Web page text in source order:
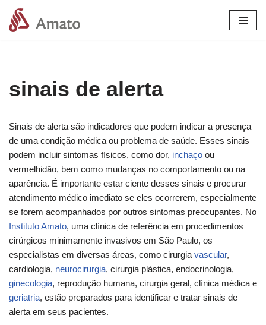
Pular
sinais de alerta
Sinais de alerta são indicadores que podem indicar a presença
de uma condição médica ou problema de saúde. Esses sinais
podem incluir sintomas físicos, como dor, inchaço ou
vermelhidão, bem como mudanças no comportamento ou na
aparência. É importante estar ciente desses sinais e procurar
atendimento médico imediato se eles ocorrerem, especialmente
se forem acompanhados por outros sintomas preocupantes. No
Instituto Amato, uma clínica de referência em procedimentos
cirúrgicos minimamente invasivos em São Paulo, os
especialistas em diversas áreas, como cirurgia vascular,
cardiologia, neurocirurgia, cirurgia plástica, endocrinologia,
ginecologia, reprodução humana, cirurgia geral, clínica médica e
geriatria, estão preparados para identificar e tratar sinais de
alerta em seus pacientes.